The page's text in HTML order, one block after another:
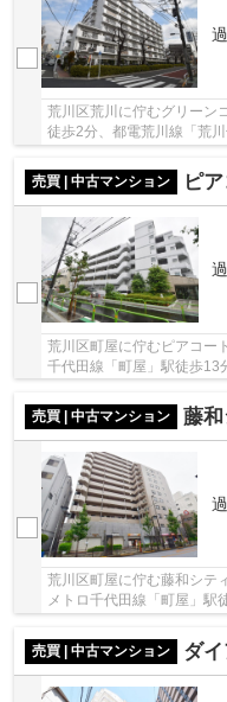
荒川区荒川に佇むグリーン
徒歩2分、都電荒川線「荒
駅徒歩3分の立地です。駅
売買 | 中古マンション
ピ
荒川区町屋に佇むピアコー
千代田線「町屋」駅徒歩13
売買 | 中古マンション
藤
荒川区町屋に佇む藤和シテ
メトロ千代田線「町屋」駅
売買 | 中古マンション
ダ